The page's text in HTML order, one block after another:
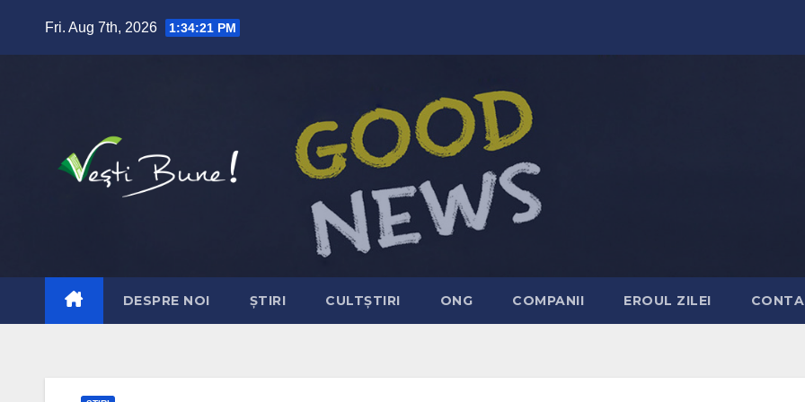
Fri. Aug 7th, 2026
1:34:23 PM
DESPRE NOI ȘTIRI CULTȘTIRI ONG COMPANII EROUL ZILEI